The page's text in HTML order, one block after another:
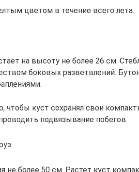
цветом в течение всего лета.
на высоту не более 26 см.
боковых разветвлений.
чтобы куст сохранял свои
подвязывание побегов.
не более 50 см. Растёт куст